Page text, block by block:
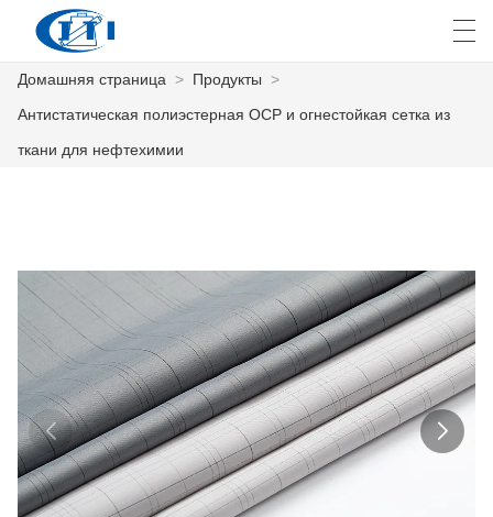
КАСТОМИЗАЦИЯ
О НАС
НОВОСТИ
ПРОМЫШЛЕННОСТЬ
СВЯЖИТЕСЬ С НАМИ
العربية česky Deutsch
Домашняя страница > Продукты >
Антистатическая полиэстерная ОСР и огнестойкая сетка из
ткани для нефтехимии